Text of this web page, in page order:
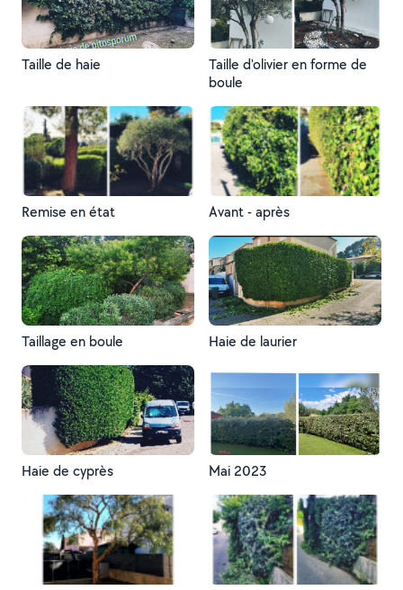
Taille de haie
Taille d'olivier en forme de
boule
Remise en état Avant - après
Taillage en boule Haie de laurier
Haie de cyprès Mai 2023